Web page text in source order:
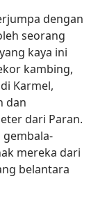
dengan
seorang
kaya ini
kambing,
Karmel,
dan
dari Paran.
mereka dari
belantara